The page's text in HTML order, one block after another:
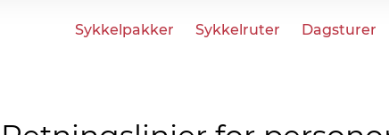
Sykkelpakker Sykkelruter Dagsturer